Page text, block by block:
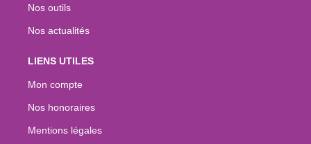
Nos outils
Nos actualités
LIENS UTILES
Mon compte
Nos honoraires
Mentions légales